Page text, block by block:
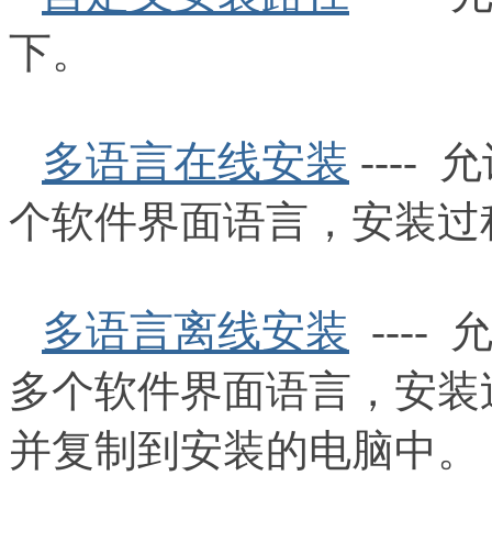
下。
多语言在线安装 ---- 允
个软件界面语言，安装
多语言离线安装 ----
多个软件界面语言，安
并复制到安装的电脑中。